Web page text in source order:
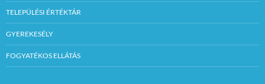
TELEPÜLÉSI ÉRTÉKTÁR
GYEREKESÉLY
FOGYATÉKOS ELLÁTÁS